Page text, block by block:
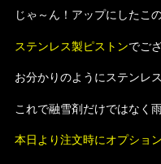
じゃ～ん！アップにしたこ
ステンレス製ピストンでご
お分かりのようにステンレ
これで融雪剤だけではなく
本日より注文時にオプショ